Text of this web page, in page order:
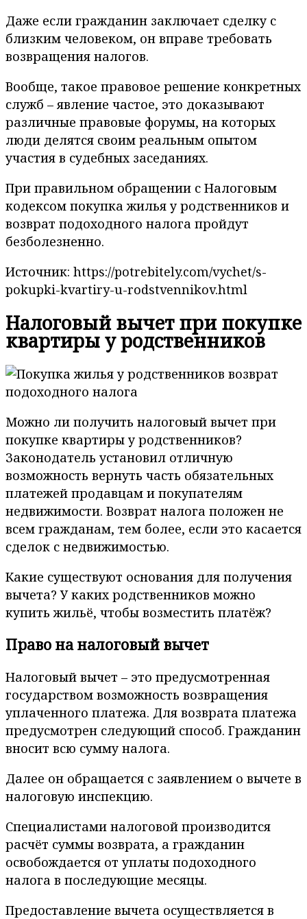
Даже если гражданин заключает сделку с
близким человеком, он вправе требовать
возвращения налогов.
Вообще, такое правовое решение конкретных
служб – явление частое, это доказывают
различные правовые форумы, на которых
люди делятся своим реальным опытом
участия в судебных заседаниях.
При правильном обращении с Налоговым
кодексом покупка жилья у родственников и
возврат подоходного налога пройдут
безболезненно.
Источник: https://potrebitely.com/vychet/s-
pokupki-kvartiry-u-rodstvennikov.html
Налоговый вычет при покупке
квартиры у родственников
Можно ли получить налоговый вычет при
покупке квартиры у родственников?
Законодатель установил отличную
возможность вернуть часть обязательных
платежей продавцам и покупателям
недвижимости. Возврат налога положен не
всем гражданам, тем более, если это касается
сделок с недвижимостью.
Какие существуют основания для получения
вычета? У каких родственников можно
купить жильё, чтобы возместить платёж?
Право на налоговый вычет
Налоговый вычет – это предусмотренная
государством возможность возвращения
уплаченного платежа. Для возврата платежа
предусмотрен следующий способ. Гражданин
вносит всю сумму налога.
Далее он обращается с заявлением о вычете в
налоговую инспекцию.
Специалистами налоговой производится
расчёт суммы возврата, а гражданин
освобождается от уплаты подоходного
налога в последующие месяцы.
Предоставление вычета осуществляется в